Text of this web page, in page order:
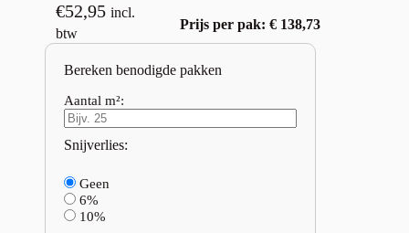
€52,95 incl.
btw
Prijs per pak: € 138,73
Bereken benodigde pakken
Aantal m²:
Snijverlies:
Geen
6%
10%